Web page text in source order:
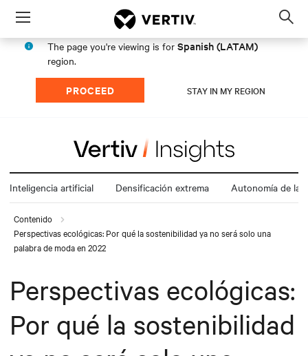
Menu
The page you're viewing is for Spanish (LATAM)
region.
PROCEED STAY IN MY REGION
Inteligencia artificial Densificación extrema Autonomía de la
Contenido
Perspectivas ecológicas: Por qué la sostenibilidad ya no será solo una
palabra de moda en 2022
Perspectivas ecológicas:
Por qué la sostenibilidad